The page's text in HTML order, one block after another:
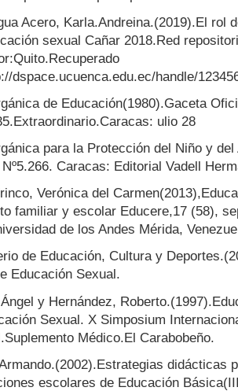
Acero, Karla.Andreina.(2019).El rol
sexual Cañar 2018.Red
dspace.ucuenca.edu.ec/handle/
de Educación(1980).Gaceta
ulio 28
para la Protección del Niño y
Caracas: Editorial Vadell
Verónica del
familiar y escolar Educere,17 (58),
de los Andes Mérida,
de Educación, Cultura y
Educación Sexual.
y Hernández,
Sexual. X Simposium
Médico.El Carabobeño.
didácticas
escolares de Educación